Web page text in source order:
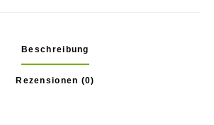
Beschreibung
Rezensionen (0)